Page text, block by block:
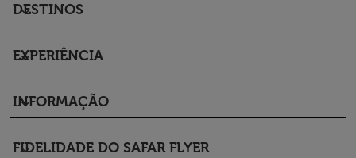
DESTINOS
keyboard_arrow_down
EXPERIÊNCIA
keyboard_arrow_down
INFORMAÇÃO
keyboard_arrow_down
FIDELIDADE DO SAFAR FLYER
keyboard_arrow_down